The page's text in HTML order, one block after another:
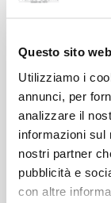
Questo sito
Utilizziamo i
annunci, per
analizzare il
informazioni sul
nostri partner
pubblicità e
con altre